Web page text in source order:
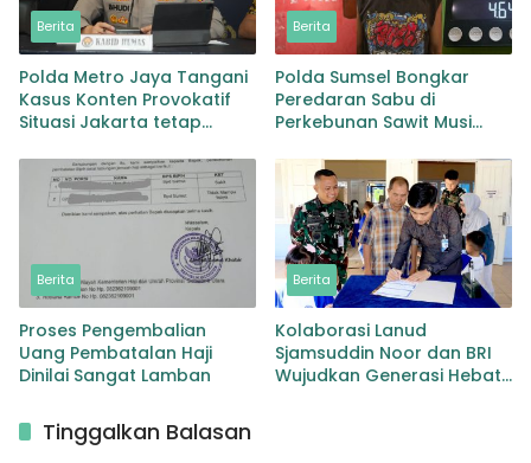
Berita
Polda Metro Jaya Tangani
Kasus Konten Provokatif
Situasi Jakarta tetap
Berita
Polda Sumsel Bongkar
Peredaran Sabu di
Perkebunan Sawit Musi
dengan Barang Bukti Sabu
dan Timbangan
Berita
Proses Pengembalian
Uang Pembatalan Haji
Dinilai Sangat Lamban
Berita
Kolaborasi Lanud
Sjamsuddin Noor dan BRI
Wujudkan Generasi Hebat
Tinggalkan Balasan